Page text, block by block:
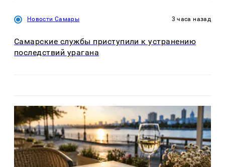
Новости Самары 3 часа назад
Самарские службы приступили к устранению
последствий урагана